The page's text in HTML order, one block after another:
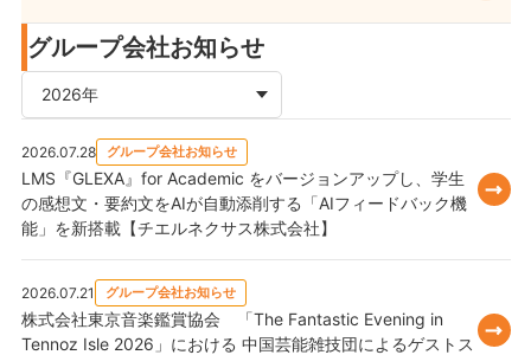
グループ会社お知らせ
2026.07.28 グループ会社お知らせ
LMS『GLEXA』for Academic をバージョンアップし、学生
の感想文・要約文をAIが自動添削する「AIフィードバック機
能」を新搭載【チエルネクサス株式会社】
2026.07.21 グループ会社お知らせ
株式会社東京音楽鑑賞協会 「The Fantastic Evening in
Tennoz Isle 2026」における 中国芸能雑技団によるゲストス